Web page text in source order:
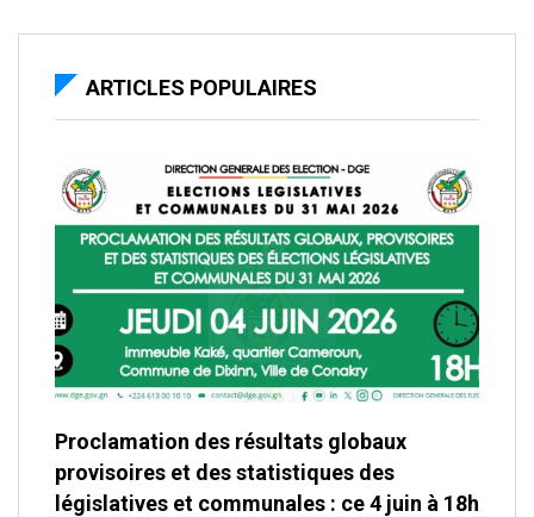
ARTICLES POPULAIRES
Proclamation des résultats globaux
provisoires et des statistiques des
législatives et communales : ce 4 juin à 18h